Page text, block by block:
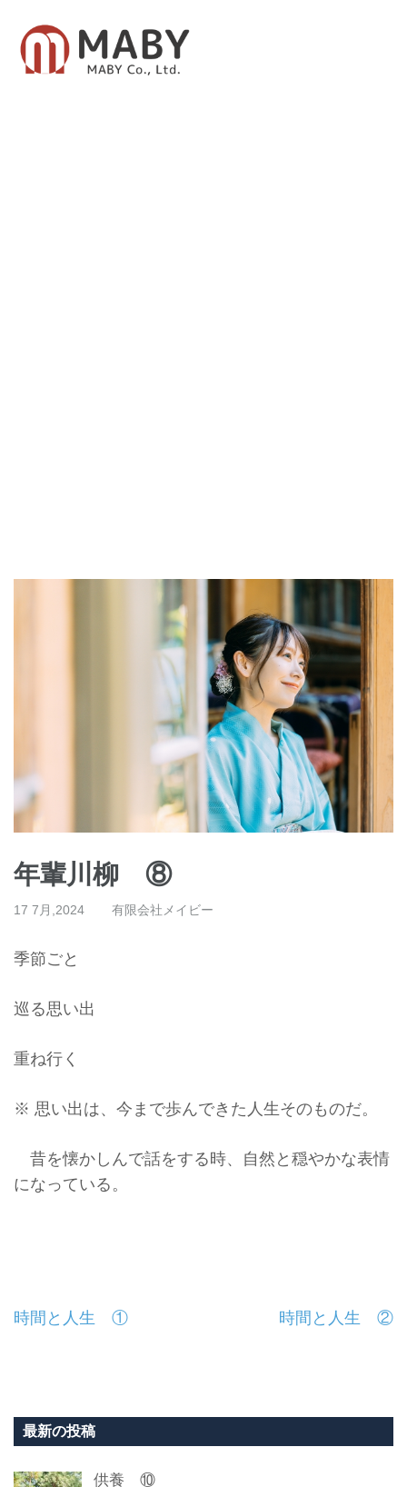
年輩川柳 ⑧
17 7月,2024 有限会社メイビー
季節ごと
巡る思い出
重ね行く
※ 思い出は、今まで歩んできた人生そのものだ。
昔を懐かしんで話をする時、自然と穏やかな表情
になっている。
投
ビ
時間と人生 ① 時間と人生 ②
最新の投稿
供養 ⑩